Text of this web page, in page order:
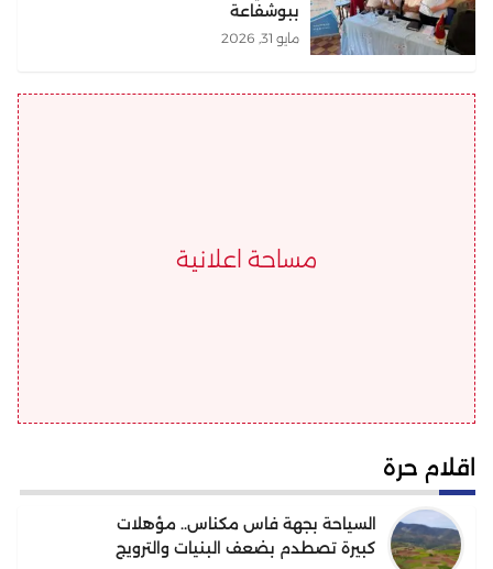
ببوشفاعة
مايو 31, 2026
مساحة اعلانية
اقلام حرة
السياحة بجهة فاس مكناس.. مؤهلات
كبيرة تصطدم بضعف البنيات والترويج